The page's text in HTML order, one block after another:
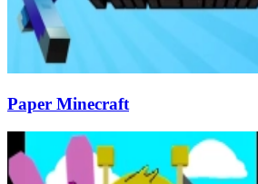
Paper Minecraft